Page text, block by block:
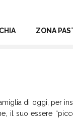
ZONA
di oggi,
suo essere